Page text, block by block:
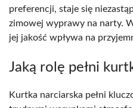
preferencji, staje się
zimowej wyprawy na narty.
jej jakość wpływa na
Jaką rolę pełni
Kurtka narciarska pełni